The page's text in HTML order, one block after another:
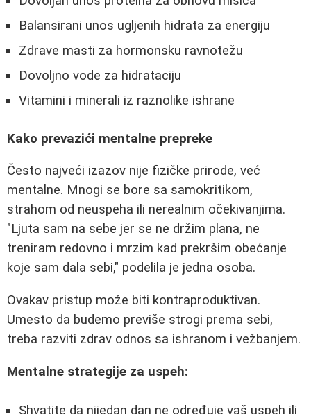
Balansirani unos ugljenih hidrata za energiju
Zdrave masti za hormonsku ravnotežu
Dovoljno vode za hidrataciju
Vitamini i minerali iz raznolike ishrane
Kako prevazići mentalne prepreke
Često najveći izazov nije fizičke prirode, već
mentalne. Mnogi se bore sa samokritikom,
strahom od neuspeha ili nerealnim očekivanjima.
"Ljuta sam na sebe jer se ne držim plana, ne
treniram redovno i mrzim kad prekršim obećanje
koje sam dala sebi," podelila je jedna osoba.
Ovakav pristup može biti kontraproduktivan.
Umesto da budemo previše strogi prema sebi,
treba razviti zdrav odnos sa ishranom i vežbanjem.
Mentalne strategije za uspeh:
Shvatite da nijedan dan ne određuje vaš uspeh ili